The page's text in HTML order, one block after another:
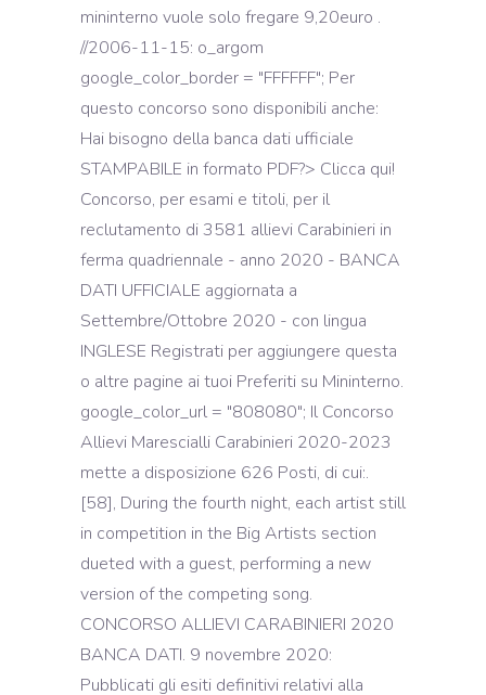
mininterno vuole solo fregare 9,20euro .
//2006-11-15: o_argom
google_color_border = "FFFFFF"; Per
questo concorso sono disponibili anche:
Hai bisogno della banca dati ufficiale
STAMPABILE in formato PDF?> Clicca qui!
Concorso, per esami e titoli, per il
reclutamento di 3581 allievi Carabinieri in
ferma quadriennale - anno 2020 - BANCA
DATI UFFICIALE aggiornata a
Settembre/Ottobre 2020 - con lingua
INGLESE Registrati per aggiungere questa
o altre pagine ai tuoi Preferiti su Mininterno.
google_color_url = "808080"; Il Concorso
Allievi Marescialli Carabinieri 2020-2023
mette a disposizione 626 Posti, di cui:.
[58], During the fourth night, each artist still
in competition in the Big Artists section
dueted with a guest, performing a new
version of the competing song.
CONCORSO ALLIEVI CARABINIERI 2020
BANCA DATI. 9 novembre 2020:
Pubblicati gli esiti definitivi relativi alla